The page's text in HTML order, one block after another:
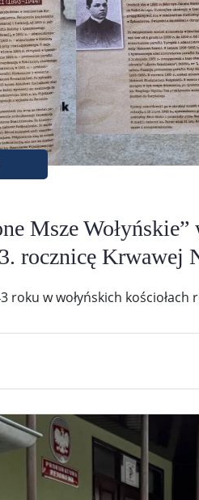
Msze
rocznicę Krwawej
roku w wołyńskich kościołach